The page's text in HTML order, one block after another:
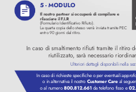
Ulteriori dettagli disponibili nella
In caso di richieste specifiche o per eventuali
o in alternativa il nostro Customer Care al
o al numero 800.812.661 da telefono fisso e
In caso di smaltimento rifiuti tramite il ritiro
riutilizzato, sarà necessario
5 - MODULO
Il nostro partner si occuperà di compilare e
rilasciare il F.I.R
(Formulario Identificativo Rifiuto).
La quarta copia dello stesso verrà inviata tramite PEC
entro 90 giorni dal ritiro.